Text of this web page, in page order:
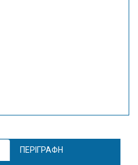
ΠΕΡΙΓΡΑΦΗ